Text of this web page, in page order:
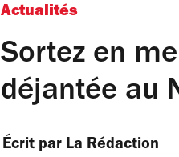
Actualités
Sortez en
déjantée au
Écrit par La Rédaction